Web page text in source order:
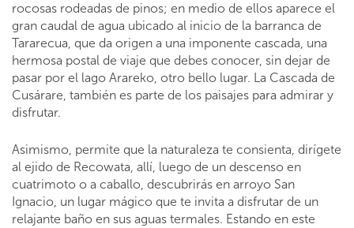
rocosas rodeadas de pinos; en medio de ellos aparece el
gran caudal de agua ubicado al inicio de la barranca de
Tararecua, que da origen a una imponente cascada, una
hermosa postal de viaje que debes conocer, sin dejar de
pasar por el lago Arareko, otro bello lugar. La Cascada de
Cusárare, también es parte de los paisajes para admirar y
disfrutar.
Asimismo, permite que la naturaleza te consienta, dirígete
al ejido de Recowata, allí, luego de un descenso en
cuatrimoto o a caballo, descubrirás en arroyo San
Ignacio, un lugar mágico que te invita a disfrutar de un
relajante baño en sus aguas termales. Estando en este